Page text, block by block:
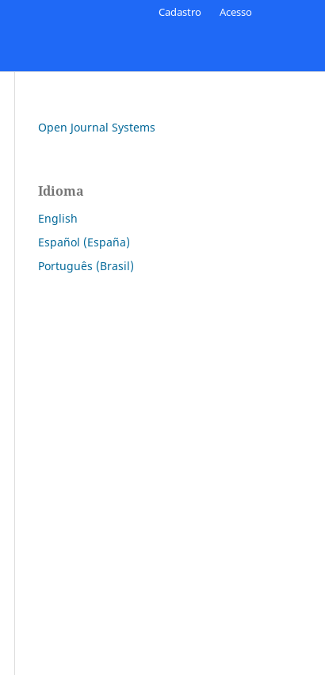
Cadastro Acesso
Open Journal Systems
Idioma
English
Español (España)
Português (Brasil)